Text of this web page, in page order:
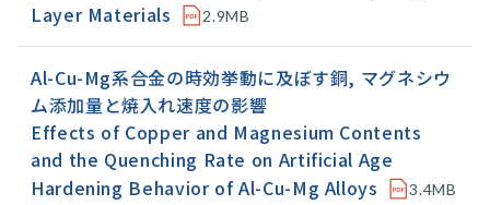
Layer Materials
2.9MB
Al-Cu-Mg系合金の時効挙動に及ぼす銅, マグネシウ
ム添加量と焼入れ速度の影響
Effects of Copper and Magnesium Contents
and the Quenching Rate on Artificial Age
Hardening Behavior of Al-Cu-Mg Alloys
3.4MB